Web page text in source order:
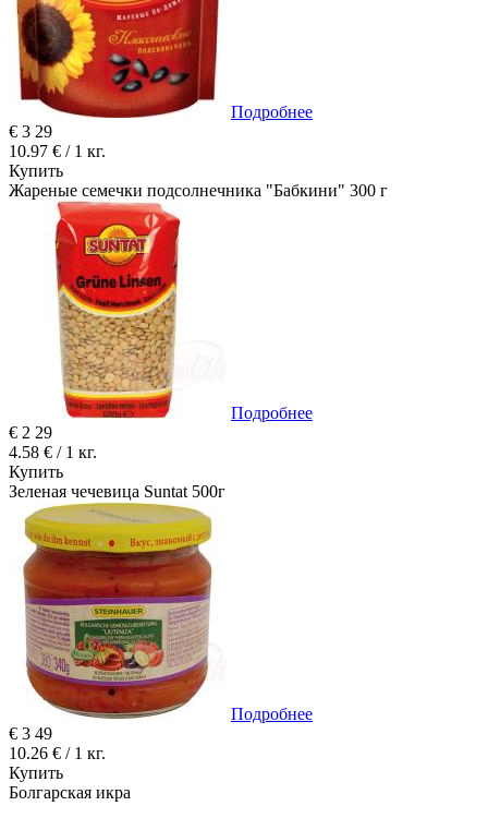
Подробнее
€ 3 29
10.97 € / 1 кг.
Купить
Жареные семечки подсолнечника "Бабкини" 300 г
Подробнее
€ 2 29
4.58 € / 1 кг.
Купить
Зеленая чечевица Suntat 500г
Подробнее
€ 3 49
10.26 € / 1 кг.
Купить
Болгарская икра